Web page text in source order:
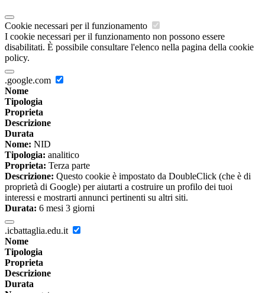
Cookie necessari per il funzionamento
I cookie necessari per il funzionamento non possono essere
disabilitati. È possibile consultare l'elenco nella pagina della cookie
policy.
.google.com
Nome
Tipologia
Proprieta
Descrizione
Durata
Nome: NID
Tipologia: analitico
Proprieta: Terza parte
Descrizione: Questo cookie è impostato da DoubleClick (che è di
proprietà di Google) per aiutarti a costruire un profilo dei tuoi
interessi e mostrarti annunci pertinenti su altri siti.
Durata: 6 mesi 3 giorni
.icbattaglia.edu.it
Nome
Tipologia
Proprieta
Descrizione
Durata